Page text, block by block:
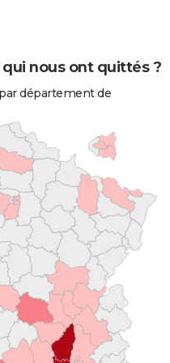
qui nous ont quittés ?
département de